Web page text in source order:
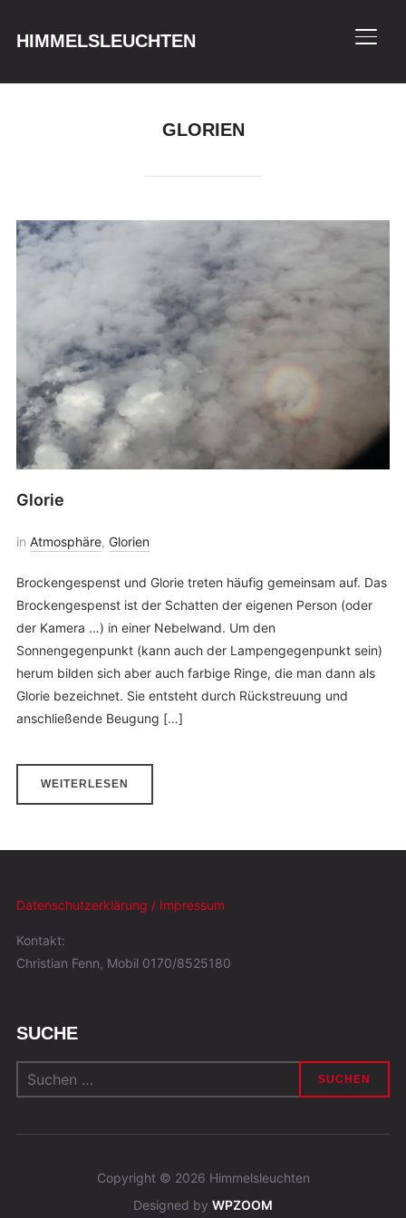
HIMMELSLEUCHTEN
GLORIEN
Glorie
in Atmosphäre, Glorien
Brockengespenst und Glorie treten häufig gemeinsam auf. Das
Brockengespenst ist der Schatten der eigenen Person (oder
der Kamera …) in einer Nebelwand. Um den
Sonnengegenpunkt (kann auch der Lampengegenpunkt sein)
herum bilden sich aber auch farbige Ringe, die man dann als
Glorie bezeichnet. Sie entsteht durch Rückstreuung und
anschließende Beugung […]
WEITERLESEN
Datenschutzerklärung / Impressum
Kontakt:
Christian Fenn, Mobil 0170/8525180
SUCHE
Suchen
nach:
Copyright © 2026 Himmelsleuchten
Designed by WPZOOM